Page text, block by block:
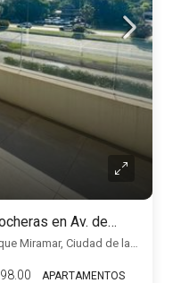
Apartamento en venta c/ 2 cocheras en Av. de las Américas
Apartamento 3 dormitorios en Parque Miramar, Ciudad de la costa, Ciudad de la Costa
98.00 APARTAMENTOS